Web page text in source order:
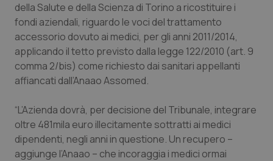
Marche
Molise
Piemonte
Provincia Autonoma di Bolzano
Provincia Autonoma di Trento
Donna & Salute
Epatiti
HIV
Infezioni & Febbre
Ipertensione & Scompenso
della Salute e della Scienza di Torino a ricostituire i
fondi aziendali, riguardo le voci del trattamento
accessorio dovuto ai medici, per gli anni 2011/2014,
applicando il tetto previsto dalla legge 122/2010 (art. 9
comma 2/bis) come richiesto dai sanitari appellanti
affiancati dall’Anaao Assomed.
“L’Azienda dovrà, per decisione del Tribunale, integrare
oltre 481mila euro illecitamente sottratti ai medici
dipendenti, negli anni in questione. Un recupero –
aggiunge l’Anaao – che incoraggia i medici ormai